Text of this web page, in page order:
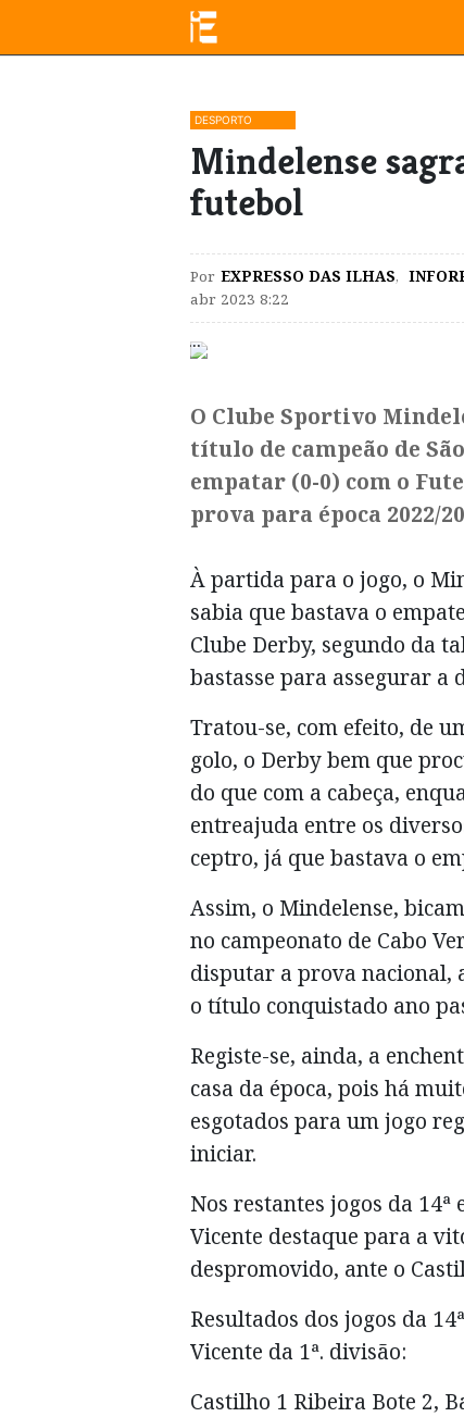
DESPORTO
​Mindelense
futebol
Por EXPRESSO DAS ILHAS,
abr 2023 8:22
O Clube Sportivo
título de campeão de
empatar (0-0) com o
prova para época 2022/
À partida para o jogo, o
sabia que bastava o
Clube Derby, segundo da
bastasse para assegurar
Tratou-se, com efeito, de
golo, o Derby bem que
do que com a cabeça,
entreajuda entre os
ceptro, já que bastava o
Assim, o Mindelense,
no campeonato de Cabo
disputar a prova nacional,
o título conquistado ano
Registe-se, ainda, a
casa da época, pois há
esgotados para um jogo
iniciar.
Nos restantes jogos da
Vicente destaque para a
despromovido, ante o
Resultados dos jogos da
Vicente da 1ª. divisão:
Castilho 1 Ribeira Bote 2,